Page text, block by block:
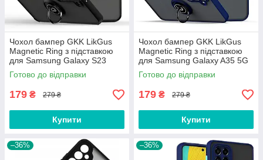
Чохол бампер GKK LikGus
Magnetic Ring з підставкою
для Samsung Galaxy S23
Black
Готово до відправки
179 ₴ 279 ₴
Купити
Чохол бампер GKK LikGus
Magnetic Ring з підставкою
для Samsung Galaxy A35 5G
Blue
Готово до відправки
179 ₴ 279 ₴
Купити
–36% –36%